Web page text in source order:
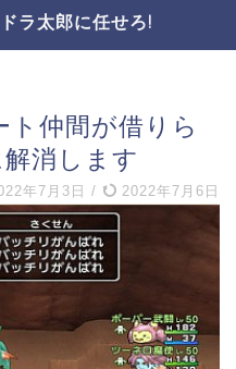
ラ太郎に任せろ!
ト仲間が借りら
消します
年7月3日 / 2022年7月6日